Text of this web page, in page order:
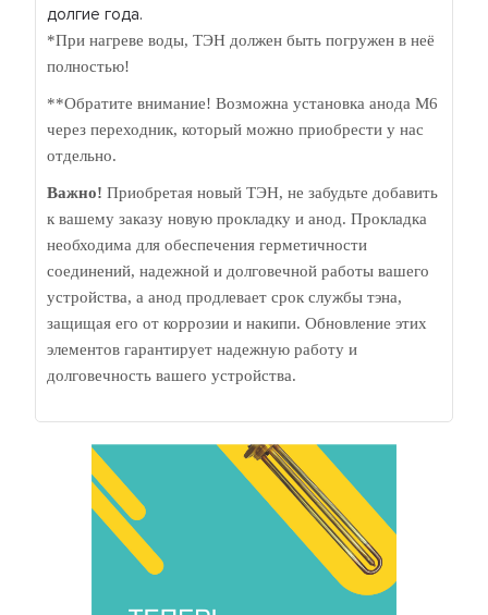
долгие года.
*При нагреве воды, ТЭН должен быть погружен в неё
полностью!
**Обратите внимание! Возможна установка анода М6
через переходник, который можно приобрести у нас
отдельно.
Важно! Приобретая новый ТЭН, не забудьте добавить
к вашему заказу новую прокладку и анод. Прокладка
необходима для обеспечения герметичности
соединений, надежной и долговечной работы вашего
устройства, а анод продлевает срок службы тэна,
защищая его от коррозии и накипи. Обновление этих
элементов гарантирует надежную работу и
долговечность вашего устройства.